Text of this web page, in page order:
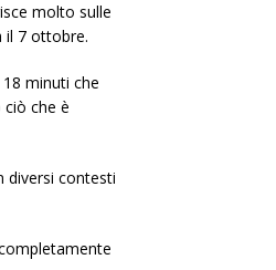
molto sulle
il 7 ottobre.
minuti che
che è
diversi contesti